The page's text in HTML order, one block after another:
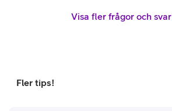
Visa fler frågor och svar
Fler tips!